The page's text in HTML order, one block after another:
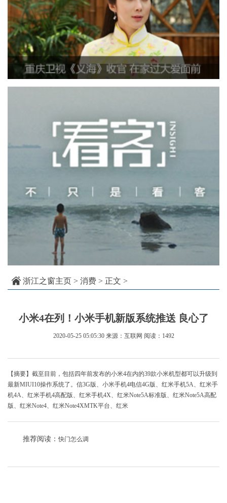
浙江之窗主页 > 消费 > 正文 >
小米4在列！小米手机新版系统推送 良心了
2020-05-25 05:05:30 来源：互联网 阅读：1492
【摘要】截至目前，包括四年前发布的小米4在内的39款小米机型都可以升级到
最新MIUI10操作系统了。信3G版、小米手机4电信4G版、红米手机5A、红米手
机4A、红米手机4高配版、红米手机4X、红米Note5A标准版、红米Note5A高配
版、红米Note4、红米Note4XMTK平台、红米
推荐阅读：快门怎么调